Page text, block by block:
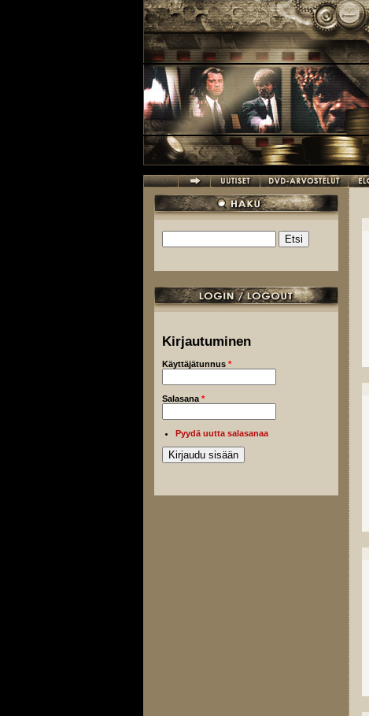
Hakulomake
Kirjautuminen
Käyttäjätunnus *
Salasana *
Pyydä uutta salasanaa